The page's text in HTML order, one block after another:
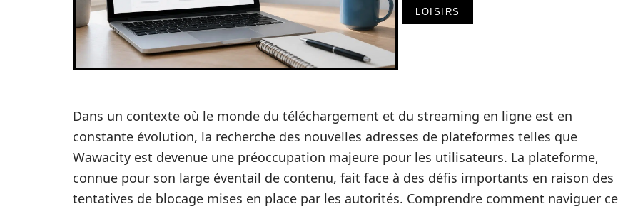
LOISIRS
Dans un contexte où le monde du téléchargement et du streaming en ligne est en
constante évolution, la recherche des nouvelles adresses de plateformes telles que
Wawacity est devenue une préoccupation majeure pour les utilisateurs. La plateforme,
connue pour son large éventail de contenu, fait face à des défis importants en raison des
tentatives de blocage mises en place par les autorités. Comprendre comment naviguer ce